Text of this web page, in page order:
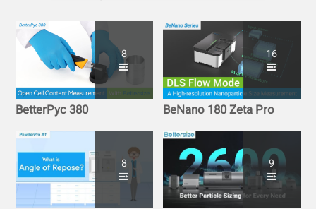
8
BetterPyc 380
16
BeNano 180 Zeta Pro
8 9